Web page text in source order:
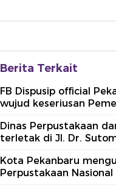
Berita Terkait
FB Dispusip official
wujud keseriusan
Dinas Perpustakaan
terletak di Jl. Dr.
Kota Pekanbaru
Perpustakaan